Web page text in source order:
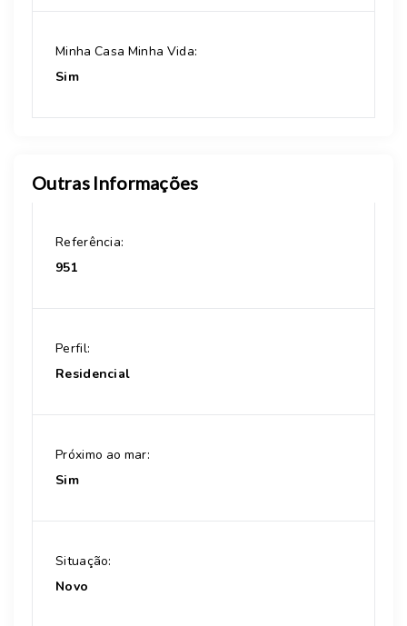
Minha Casa Minha Vida:
Sim
Outras Informações
Referência:
951
Perfil:
Residencial
Próximo ao mar:
Sim
Situação:
Novo